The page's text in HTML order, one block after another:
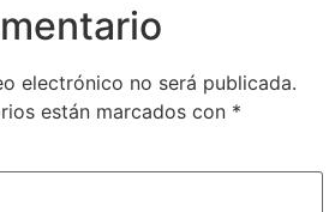
electrónico no será publicada.
están marcados con *